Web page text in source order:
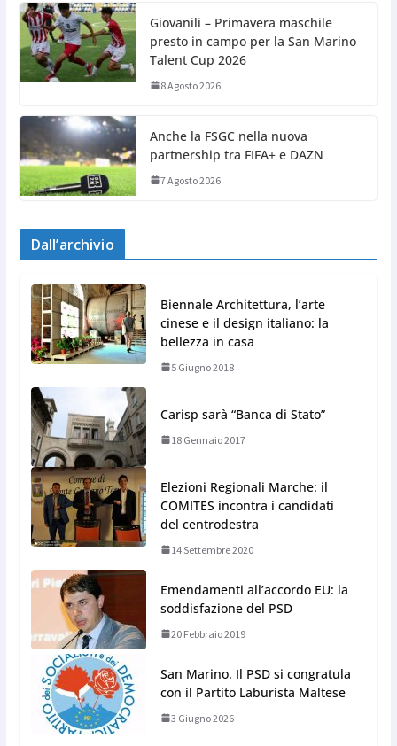
Giovanili – Primavera maschile
presto in campo per la San Marino
Talent Cup 2026
8 Agosto 2026
Anche la FSGC nella nuova
partnership tra FIFA+ e DAZN
7 Agosto 2026
Dall’archivio
Biennale Architettura, l’arte
cinese e il design italiano: la
bellezza in casa
5 Giugno 2018
Carisp sarà “Banca di Stato”
18 Gennaio 2017
Elezioni Regionali Marche: il
COMITES incontra i candidati
del centrodestra
14 Settembre 2020
Emendamenti all’accordo EU: la
soddisfazione del PSD
20 Febbraio 2019
San Marino. Il PSD si congratula
con il Partito Laburista Maltese
3 Giugno 2026